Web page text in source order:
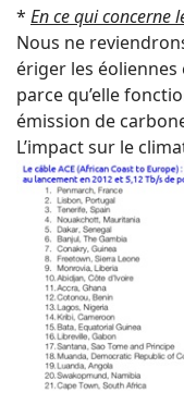
* En ce qui concerne
Nous ne
ériger les
parce qu’elle
émission de
L’impact sur le